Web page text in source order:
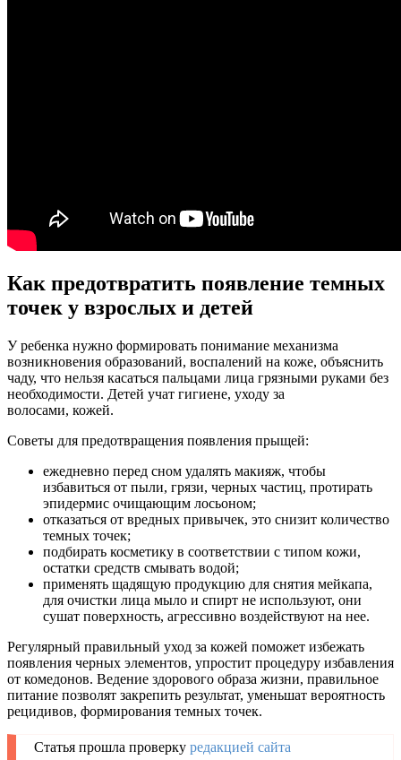
Как предотвратить появление темных
точек у взрослых и детей
У ребенка нужно формировать понимание механизма
возникновения образований, воспалений на коже, объяснить
чаду, что нельзя касаться пальцами лица грязными руками без
необходимости. Детей учат гигиене, уходу за
волосами, кожей.
Советы для предотвращения появления прыщей:
ежедневно перед сном удалять макияж, чтобы
избавиться от пыли, грязи, черных частиц, протирать
эпидермис очищающим лосьоном;
отказаться от вредных привычек, это снизит количество
темных точек;
подбирать косметику в соответствии с типом кожи,
остатки средств смывать водой;
применять щадящую продукцию для снятия мейкапа,
для очистки лица мыло и спирт не используют, они
сушат поверхность, агрессивно воздействуют на нее.
Регулярный правильный уход за кожей поможет избежать
появления черных элементов, упростит процедуру избавления
от комедонов. Ведение здорового образа жизни, правильное
питание позволят закрепить результат, уменьшат вероятность
рецидивов, формирования темных точек.
Статья прошла проверку редакцией сайта